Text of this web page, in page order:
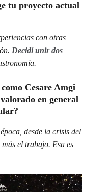
tu proyecto actual
con otras
Decidí unir dos
Cesare Amgi
en general
desde la crisis del
el trabajo. Esa es